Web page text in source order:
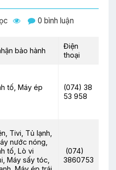
0 bình luận
bảo hành
Điện
thoại
tố, Máy ép
(074) 38
53 958
Tivi, Tủ lạnh,
nước nóng,
tố, Lò vi
Máy sấy tóc,
(074)
3860753